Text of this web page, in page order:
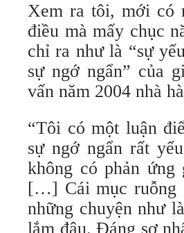
Xem ra tôi, mới có
điều mà mấy chục
chỉ ra như là “sự
sự ngớ ngẩn” của
vấn năm 2004 nhà
“Tôi có một luận
sự ngớ ngẩn rất
không có phản
[…] Cái mục ruỗng
những chuyện như
lắm đâu. Đáng sợ